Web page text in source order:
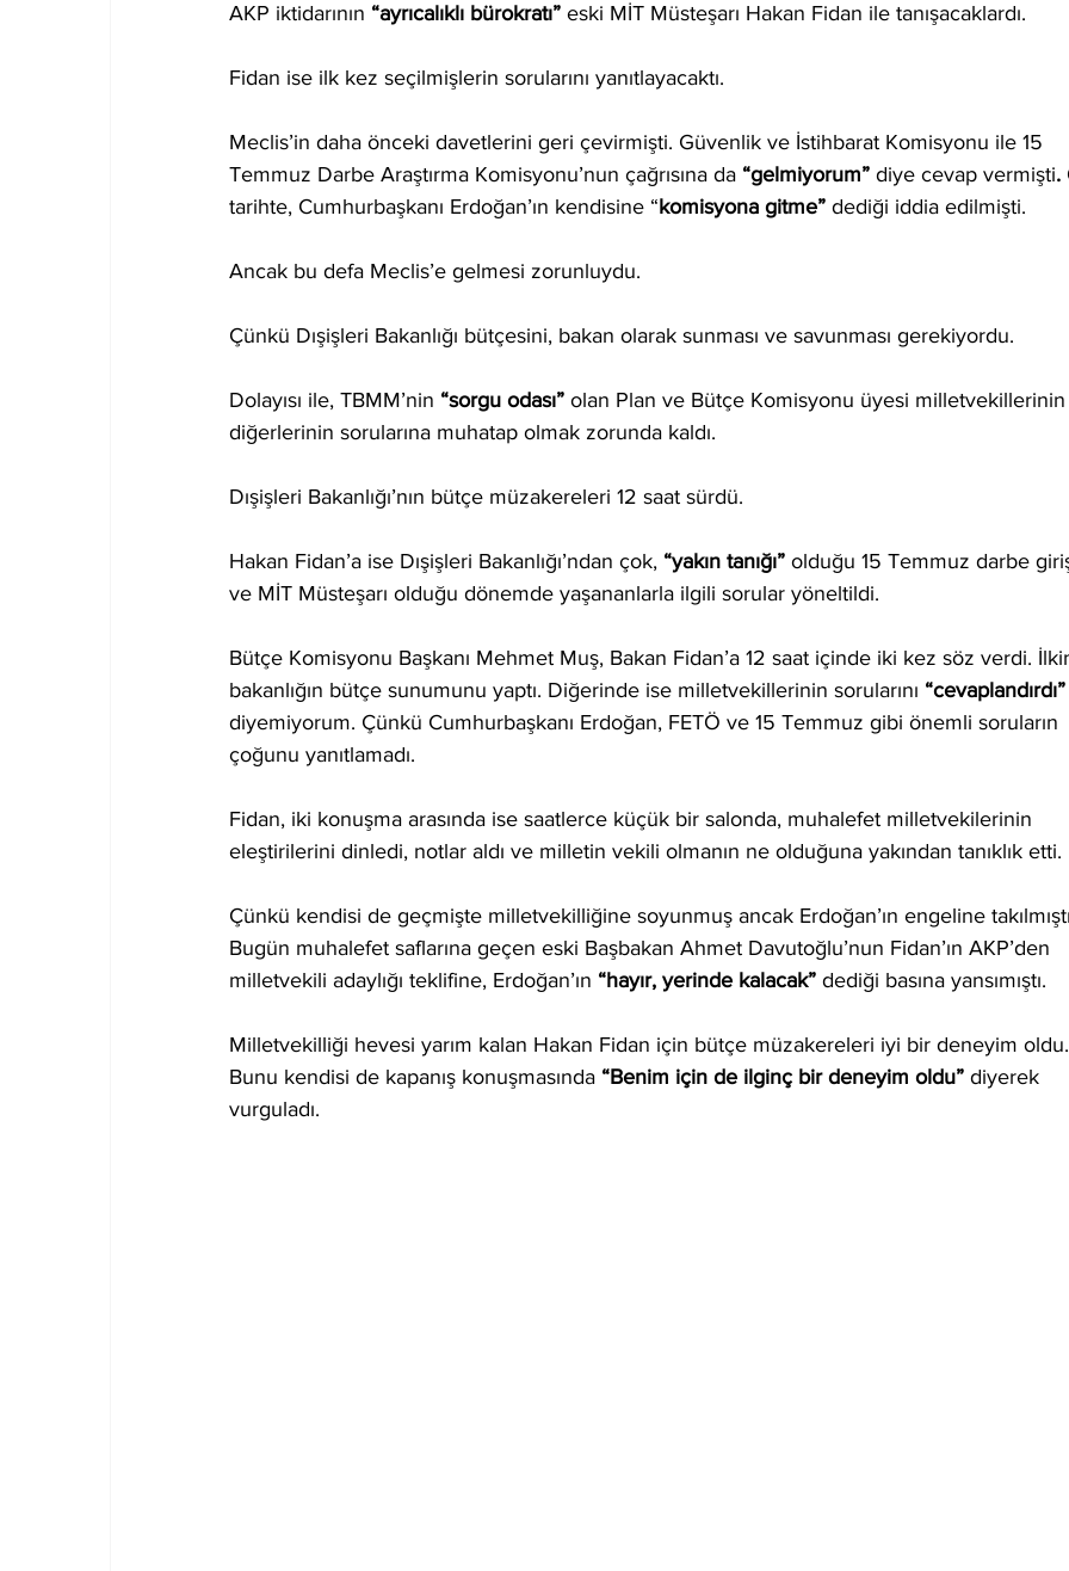
AKP iktidarının “ayrıcalıklı bürokratı” eski MİT Müsteşarı Hakan Fidan ile tanışacaklardı.
Fidan ise ilk kez seçilmişlerin sorularını yanıtlayacaktı.
Meclis’in daha önceki davetlerini geri çevirmişti. Güvenlik ve İstihbarat Komisyonu ile 15
Temmuz Darbe Araştırma Komisyonu’nun çağrısına da “gelmiyorum” diye cevap vermişti.
tarihte, Cumhurbaşkanı Erdoğan’ın kendisine “komisyona gitme” dediği iddia edilmişti.
Ancak bu defa Meclis’e gelmesi zorunluydu.
Çünkü Dışişleri Bakanlığı bütçesini, bakan olarak sunması ve savunması gerekiyordu.
Dolayısı ile, TBMM’nin “sorgu odası” olan Plan ve Bütçe Komisyonu üyesi
diğerlerinin sorularına muhatap olmak zorunda kaldı.
Dışişleri Bakanlığı’nın bütçe müzakereleri 12 saat sürdü.
Hakan Fidan’a ise Dışişleri Bakanlığı’ndan çok, “yakın tanığı” olduğu 15 Temmuz darbe
ve MİT Müsteşarı olduğu dönemde yaşananlarla ilgili sorular yöneltildi.
Bütçe Komisyonu Başkanı Mehmet Muş, Bakan Fidan’a 12 saat içinde iki kez söz verdi.
bakanlığın bütçe sunumunu yaptı. Diğerinde ise milletvekillerinin sorularını “cevaplandırdı”
diyemiyorum. Çünkü Cumhurbaşkanı Erdoğan, FETÖ ve 15 Temmuz gibi önemli soruların
çoğunu yanıtlamadı.
Fidan, iki konuşma arasında ise saatlerce küçük bir salonda, muhalefet milletvekilerinin
eleştirilerini dinledi, notlar aldı ve milletin vekili olmanın ne olduğuna yakından tanıklık etti.
Çünkü kendisi de geçmişte milletvekilliğine soyunmuş ancak Erdoğan’ın engeline
Bugün muhalefet saflarına geçen eski Başbakan Ahmet Davutoğlu’nun Fidan’ın AKP’den
milletvekili adaylığı teklifine, Erdoğan’ın “hayır, yerinde kalacak” dediği basına yansımıştı.
Milletvekilliği hevesi yarım kalan Hakan Fidan için bütçe müzakereleri iyi bir deneyim oldu.
Bunu kendisi de kapanış konuşmasında “Benim için de ilginç bir deneyim oldu” diyerek
vurguladı.